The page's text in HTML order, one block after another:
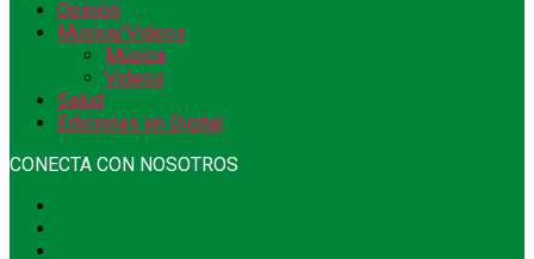
Opinión
Música/Videos
Música
Videos
Salud
Ediciones en Digital
CONECTA CON NOSOTROS